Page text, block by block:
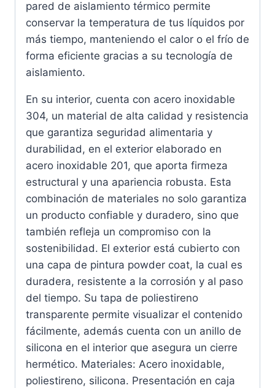
pared de aislamiento térmico permite
conservar la temperatura de tus líquidos por
más tiempo, manteniendo el calor o el frío de
forma eficiente gracias a su tecnología de
aislamiento.
En su interior, cuenta con acero inoxidable
304, un material de alta calidad y resistencia
que garantiza seguridad alimentaria y
durabilidad, en el exterior elaborado en
acero inoxidable 201, que aporta firmeza
estructural y una apariencia robusta. Esta
combinación de materiales no solo garantiza
un producto confiable y duradero, sino que
también refleja un compromiso con la
sostenibilidad. El exterior está cubierto con
una capa de pintura powder coat, la cual es
duradera, resistente a la corrosión y al paso
del tiempo. Su tapa de poliestireno
transparente permite visualizar el contenido
fácilmente, además cuenta con un anillo de
silicona en el interior que asegura un cierre
hermético. Materiales: Acero inoxidable,
poliestireno, silicona. Presentación en caja